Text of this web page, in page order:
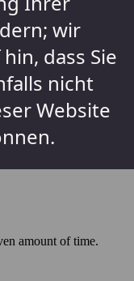
wir
dass Sie
nicht
Website